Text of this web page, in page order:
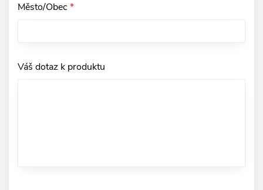
Město/Obec*
Váš dotaz k produktu